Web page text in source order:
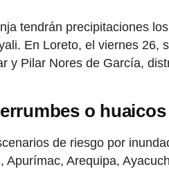
tendrán precipitaciones
En Loreto, el viernes
y Pilar Nores de García,
o huaicos
de riesgo por
Arequipa,